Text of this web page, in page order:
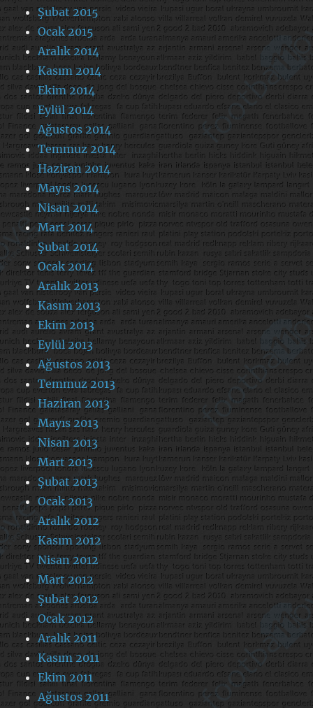
Şubat 2015
Ocak 2015
Aralık 2014
Kasım 2014
Ekim 2014
Eylül 2014
Ağustos 2014
Temmuz 2014
Haziran 2014
Mayıs 2014
Nisan 2014
Mart 2014
Şubat 2014
Ocak 2014
Aralık 2013
Kasım 2013
Ekim 2013
Eylül 2013
Ağustos 2013
Temmuz 2013
Haziran 2013
Mayıs 2013
Nisan 2013
Mart 2013
Şubat 2013
Ocak 2013
Aralık 2012
Kasım 2012
Nisan 2012
Mart 2012
Şubat 2012
Ocak 2012
Aralık 2011
Kasım 2011
Ekim 2011
Ağustos 2011